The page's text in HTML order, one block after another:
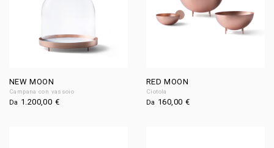
NEW MOON
Campana con vassoio
Da 1.200,00 €
RED MOON
Ciotola
Da 160,00 €